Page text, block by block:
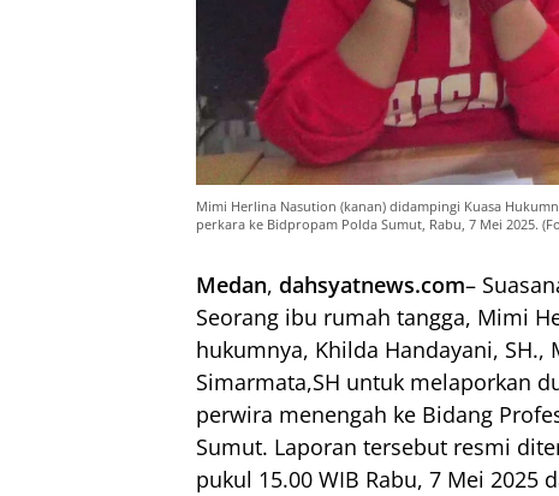
Mimi Herlina Nasution (kanan) didampingi Kuasa
perkara ke Bidpropam Polda Sumut, Rabu, 7 Mei 2025.
Medan, dahsyatnews.com–
Seorang ibu rumah tangga, Mimi
hukumnya, Khilda Handayani, SH.,
Simarmata,SH untuk melaporkan
perwira menengah ke Bidang
Sumut. Laporan tersebut resmi
pukul 15.00 WIB Rabu, 7 Mei 2025